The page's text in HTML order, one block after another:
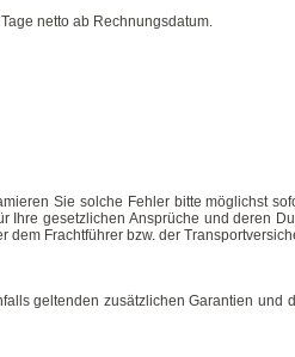
netto ab Rechnungsdatum.
Sie solche Fehler bitte möglichst
gesetzlichen Ansprüche und deren
Frachtführer bzw. der
geltenden zusätzlichen Garantien